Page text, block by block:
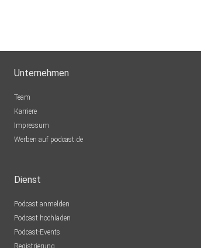
Luxembourg
Steffanie
AlexTonic
nwienatascha
Unternehmen
Team
Karriere
Impressum
Werben auf podcast.de
Dienst
Podcast anmelden
Podcast hochladen
Podcast-Events
Registrierung